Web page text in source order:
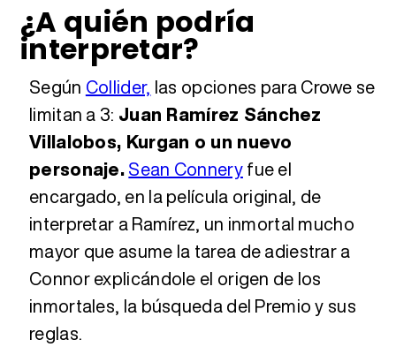
¿A quién podría
interpretar?
Según Collider, las opciones para Crowe se
limitan a 3: Juan Ramírez Sánchez
Villalobos, Kurgan o un nuevo
personaje.Sean Conneryfue el
encargado, en la película original, de
interpretar a Ramírez, un inmortal mucho
mayor que asume la tarea de adiestrar a
Connor explicándole el origen de los
inmortales, la búsqueda del Premio y sus
reglas.